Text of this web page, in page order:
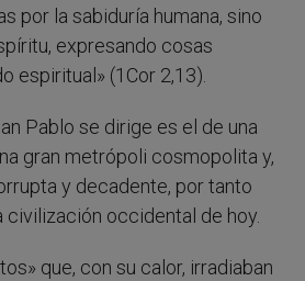
por la sabiduría humana, sino
expresando cosas
espiritual» (1Cor 2,13).
Pablo se dirige es el de una
gran metrópoli cosmopolita y,
y decadente, por tanto
civilización occidental de hoy.
que, con su calor, irradiaban